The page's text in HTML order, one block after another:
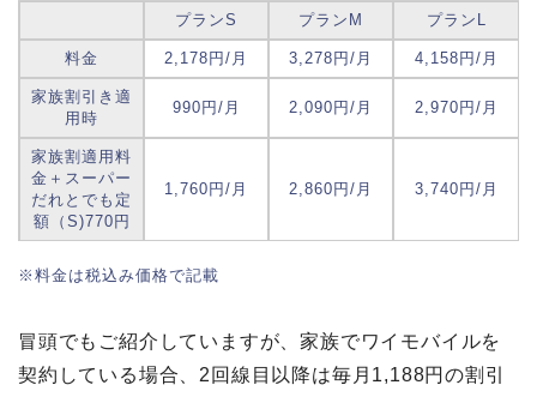
プランS
プランM プランL
料金 2,178円/月 3,278円/月 4,158円/月
家族割引き適
用時
990円/月 2,090円/月 2,970円/月
家族割適用料
金＋スーパー
だれとでも定
額（S)770円
1,760円/月 2,860円/月 3,740円/月
※料金は税込み価格で記載
冒頭でもご紹介していますが、家族でワイモバイルを
契約している場合、2回線目以降は毎月1,188円の割引